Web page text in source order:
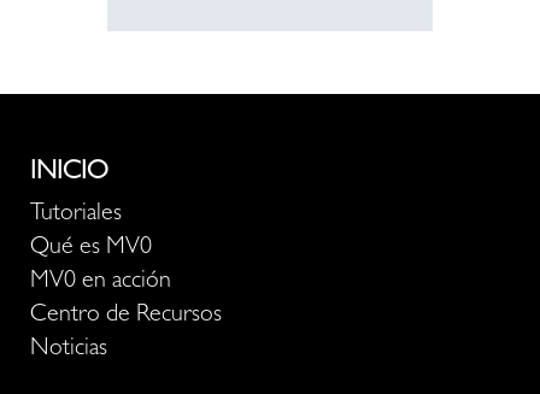
INICIO
Tutoriales
Qué es MV0
MV0 en acción
Centro de Recursos
Noticias